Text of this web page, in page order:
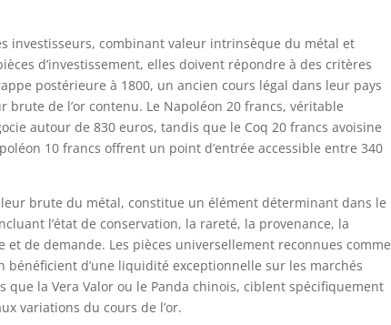
investisseurs, combinant valeur intrinsèque du métal et
d’investissement, elles doivent répondre à des critères
postérieure à 1800, un ancien cours légal dans leur pays
brute de l’or contenu. Le Napoléon 20 francs, véritable
autour de 830 euros, tandis que le Coq 20 francs avoisine
10 francs offrent un point d’entrée accessible entre 340
brute du métal, constitue un élément déterminant dans le
l’état de conservation, la rareté, la provenance, la
et de demande. Les pièces universellement reconnues comme
d’une liquidité exceptionnelle sur les marchés
que la Vera Valor ou le Panda chinois, ciblent spécifiquement
variations du cours de l’or.